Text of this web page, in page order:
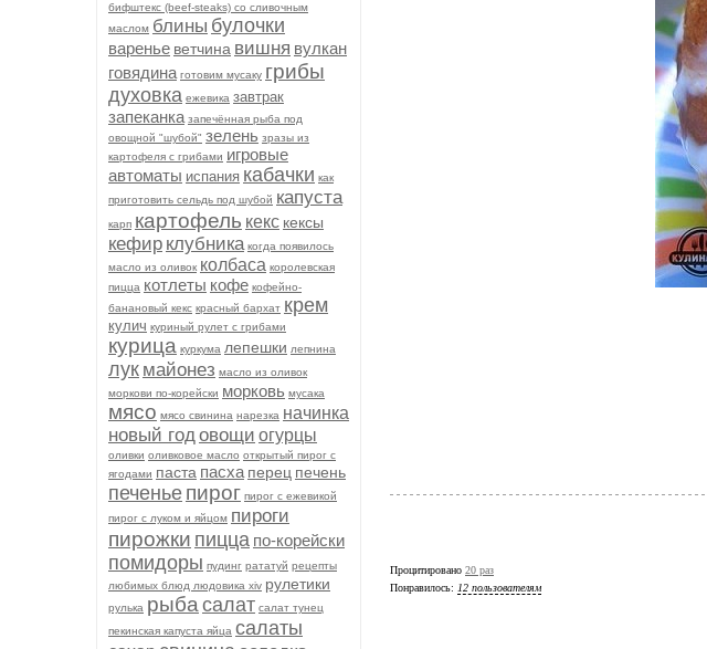
бифштекс (beef-stеаks) со сливочным
маслом блины булочки
варенье ветчина вишня вулкан
говядина готовим мусаку грибы
духовка ежевика завтрак
запеканка запечённая рыба под
овощной "шубой" зелень зразы из
картофеля с грибами игровые
автоматы испания кабачки как
приготовить сельдь под шубой капуста
карп картофель кекс кексы
кефир клубника когда появилось
масло из оливок колбаса королевская
пицца котлеты кофе кофейно-
банановый кекс красный бархат крем
кулич куриный рулет с грибами
курица куркума лепешки лепнина
лук майонез масло из оливок
моркови по-корейски морковь мусака
мясо мясо свинина нарезка начинка
новый годовощи огурцы
оливки оливковое масло открытый пирог с
ягодами паста пасха перец печень
печенье пирог пирог с ежевикой
пирог с луком и яйцом пироги
пирожки пицца по-корейски
помидоры пудинг рататуй рецепты
любимых блюд людовика xiv рулетики
рулька рыба салат салат тунец
пекинская капуста яйца салаты
Процитировано 20 раз
Понравилось: 12 пользователям